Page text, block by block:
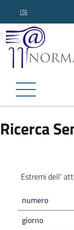
ITA
Ricerca
Estremi dell'
numero
giorno